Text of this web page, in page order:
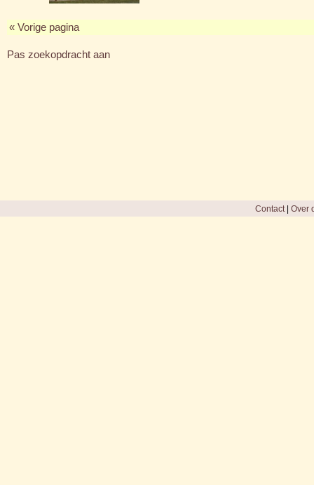
« Vorige pagina
Pas zoekopdracht aan
Contact| Over